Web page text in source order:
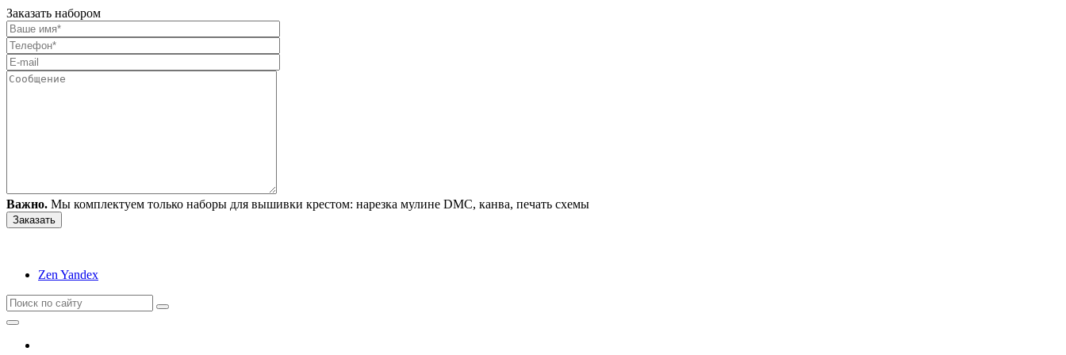
Заказать набором
Важно. Мы комплектуем только наборы для вышивки крестом: нарезка мулине DMC, канва, печать схемы
Zen Yandex